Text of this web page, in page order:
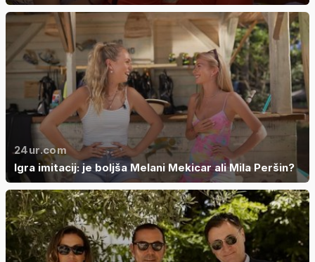
24ur.com
Igra imitacij: je boljša Melani Mekicar ali Mila Peršin?